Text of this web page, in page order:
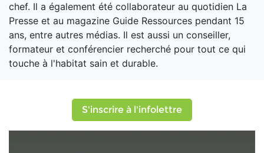
chef. Il a également été collaborateur au quotidien La
Presse et au magazine Guide Ressources pendant 15
ans, entre autres médias. Il est aussi un conseiller,
formateur et conférencier recherché pour tout ce qui
touche à l'habitat sain et durable.
S'inscrire à l'infolettre